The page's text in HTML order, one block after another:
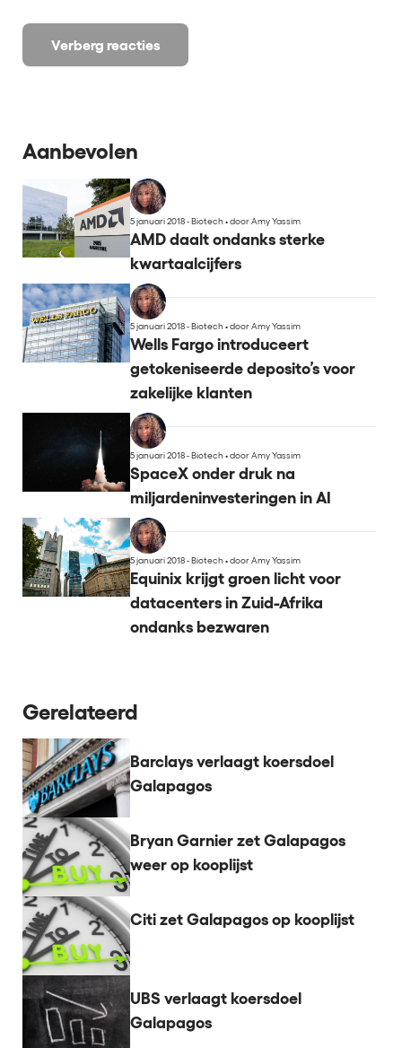
Verberg reacties
Aanbevolen
5 januari 2018 - Biotech•door Amy Yassim
AMD daalt ondanks sterke
kwartaalcijfers
5 januari 2018 - Biotech•door Amy Yassim
Wells Fargo introduceert
getokeniseerde deposito’s voor
zakelijke klanten
5 januari 2018 - Biotech•door Amy Yassim
SpaceX onder druk na
miljardeninvesteringen in AI
5 januari 2018 - Biotech•door Amy Yassim
Equinix krijgt groen licht voor
datacenters in Zuid-Afrika
ondanks bezwaren
Gerelateerd
Barclays verlaagt koersdoel
Galapagos
Bryan Garnier zet Galapagos
weer op kooplijst
Citi zet Galapagos op kooplijst
UBS verlaagt koersdoel
Galapagos